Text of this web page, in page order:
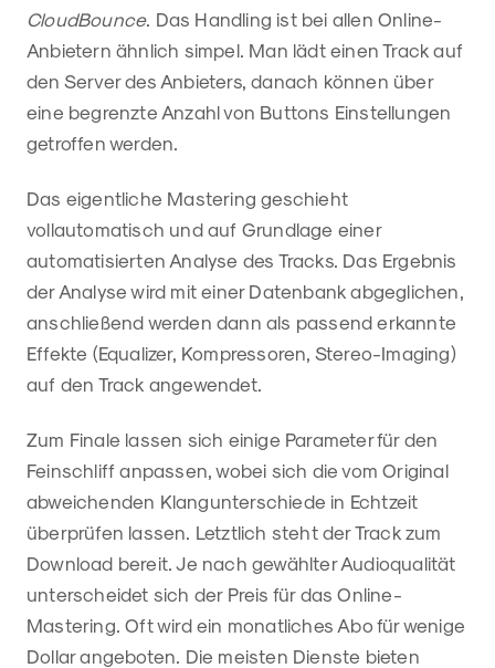
CloudBounce. Das Handling ist bei allen Online-
Anbietern ähnlich simpel. Man lädt einen Track auf
den Server des Anbieters, danach können über
eine begrenzte Anzahl von Buttons Einstellungen
getroffen werden.
Das eigentliche Mastering geschieht
vollautomatisch und auf Grundlage einer
automatisierten Analyse des Tracks. Das Ergebnis
der Analyse wird mit einer Datenbank abgeglichen,
anschließend werden dann als passend erkannte
Effekte (Equalizer, Kompressoren, Stereo-Imaging)
auf den Track angewendet.
Zum Finale lassen sich einige Parameter für den
Feinschliff anpassen, wobei sich die vom Original
abweichenden Klangunterschiede in Echtzeit
überprüfen lassen. Letztlich steht der Track zum
Download bereit. Je nach gewählter Audioqualität
unterscheidet sich der Preis für das Online-
Mastering. Oft wird ein monatliches Abo für wenige
Dollar angeboten. Die meisten Dienste bieten